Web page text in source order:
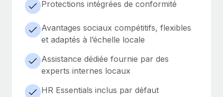
Protections intégrées de conformité
Avantages sociaux compétitifs, flexibles
et adaptés à l’échelle locale
Assistance dédiée fournie par des
experts internes locaux
HR Essentials inclus par défaut